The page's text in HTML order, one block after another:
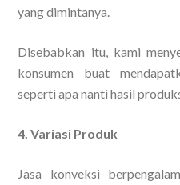
yang dimintanya.
Disebabkan itu, kami
konsumen buat
seperti apa nanti hasil
4. Variasi Produk
Jasa konveksi